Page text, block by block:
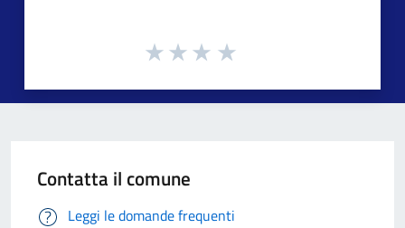
Contatta il comune
Leggi le domande frequenti